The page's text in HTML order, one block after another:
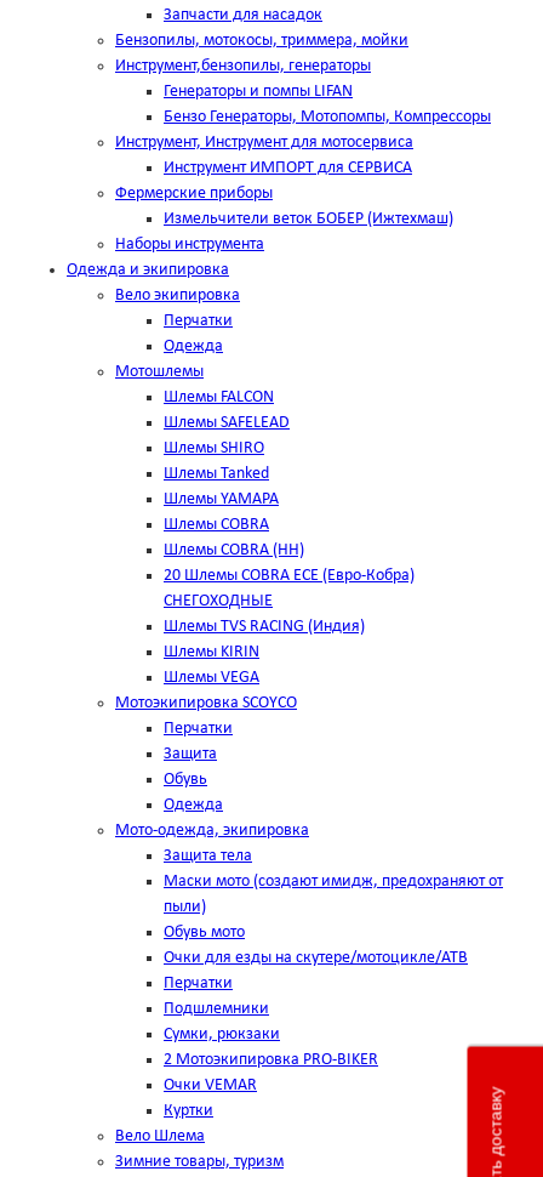
Запчасти для насадок
Бензопилы, мотокосы, триммера, мойки
Инструмент,бензопилы, генераторы
Генераторы и помпы LIFAN
Бензо Генераторы, Мотопомпы, Компрессоры
Инструмент, Инструмент для мотосервиса
Инструмент ИМПОРТ для СЕРВИСА
Фермерские приборы
Измельчители веток БОБЕР (Ижтехмаш)
Наборы инструмента
Одежда и экипировка
Вело экипировка
Перчатки
Одежда
Мотошлемы
Шлемы FALCON
Шлемы SAFELEAD
Шлемы SHIRO
Шлемы Tanked
Шлемы YAMAPA
Шлемы COBRA
Шлемы COBRA (HH)
20 Шлемы COBRA ECE (Евро-Кобра)
СНЕГОХОДНЫЕ
Шлемы TVS RACING (Индия)
Шлемы KIRIN
Шлемы VEGA
Мотоэкипировка SCOYCO
Перчатки
Защита
Обувь
Одежда
Мото-одежда, экипировка
Защита тела
Маски мото (создают имидж, предохраняют от
пыли)
Обувь мото
Очки для езды на скутере/мотоцикле/АТВ
Перчатки
Подшлемники
Сумки, рюкзаки
2 Мотоэкипировка PRO-BIKER
Очки VEMAR
Куртки
Вело Шлема
Зимние товары, туризм